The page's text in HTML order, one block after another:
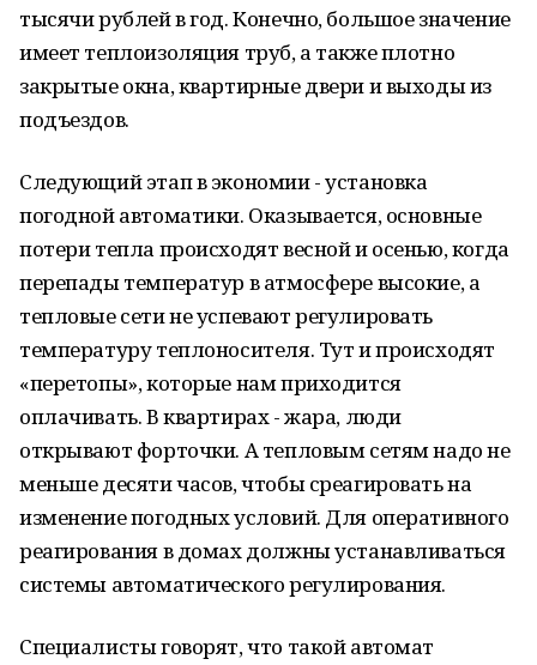
тысячи рублей в год. Конечно, большое значение
имеет теплоизоляция труб, а также плотно
закрытые окна, квартирные двери и выходы из
подъездов.
Следующий этап в экономии - установка
погодной автоматики. Оказывается, основные
потери тепла происходят весной и осенью, когда
перепады температур в атмосфере высокие, а
тепловые сети не успевают регулировать
температуру теплоносителя. Тут и происходят
«перетопы», которые нам приходится
оплачивать. В квартирах - жара, люди
открывают форточки. А тепловым сетям надо не
меньше десяти часов, чтобы среагировать на
изменение погодных условий. Для оперативного
реагирования в домах должны устанавливаться
системы автоматического регулирования.
Специалисты говорят, что такой автомат